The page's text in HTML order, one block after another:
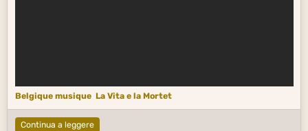
Belgique musique La Vita e la Mortet
Continua a leggere